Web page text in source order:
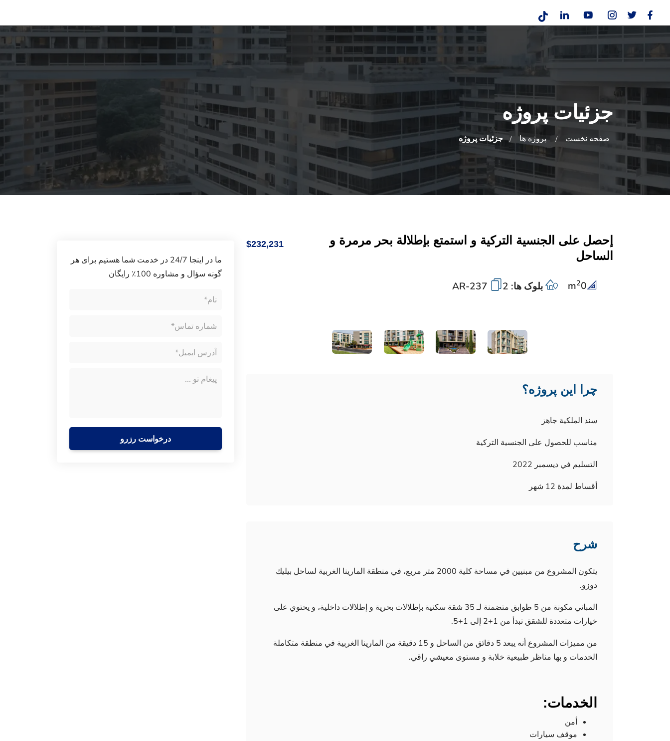
جزئیات پروژه
صفحه نخست پروژه ها جزئیات پروژه
إحصل على الجنسية التركية و استمتع بإطلالة بحر مرمرة و
الساحل
$232,231
0
m2 بلوک ها: 2
چرا این پروژه؟
سند الملكية جاهز
مناسب للحصول على الجنسية التركية
التسليم في ديسمبر 2022
أقساط لمدة 12 شهر
شرح
يتكون المشروع من مبنيين في مساحة كلية 2000 متر مربع، في منطقة المارينا الغربية لساحل بيليك
دوزو.
المباني مكونة من 5 طوابق متضمنة لـ 35 شقة سكنية بإطلالات بحرية و إطلالات داخلية، و يحتوي على
خيارات متعددة للشقق تبدأ من 1+2 إلى 1+5.
من مميزات المشروع أنه يبعد 5 دقائق من الساحل و 15 دقيقة من المارينا الغربية في منطقة متكاملة
الخدمات و بها مناظر طبيعية خلابة و مستوى معيشي راقي.
الخدمات:
أمن
موقف سيارات
ما در اینجا 24/7 در خدمت شما هستیم برای هر
گونه سؤال و مشاوره 100٪ رایگان
درخواست رزرو